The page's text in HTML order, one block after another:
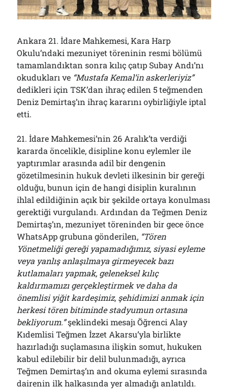
Çağırdı!..
31/07/2026
Arşivler
Arşivler
Ankara 21. İdare Mahkemesi, Kara Harp
Okulu’ndaki mezuniyet töreninin resmi bölümü
tamamlandıktan sonra kılıç çatıp Subay Andı’nı
okudukları ve “Mustafa Kemal’in askerleriyiz”
dedikleri için TSK’dan ihraç edilen 5 teğmenden
Deniz Demirtaş’ın ihraç kararını oybirliğiyle iptal
etti.
21. İdare Mahkemesi’nin 26 Aralık’ta verdiği
kararda öncelikle, disipline konu eylemler ile
yaptırımlar arasında adil bir dengenin
gözetilmesinin hukuk devleti ilkesinin bir gereği
olduğu, bunun için de hangi disiplin kuralının
ihlal edildiğinin açık bir şekilde ortaya konulması
gerektiği vurgulandı. Ardından da Teğmen Deniz
Demirtaş’ın, mezuniyet töreninden bir gece önce
WhatsApp grubuna gönderilen, “Tören
Yönetmeliği gereği yapamadığımız, siyasi eyleme
veya yanlış anlaşılmaya girmeyecek bazı
kutlamaları yapmak, geleneksel kılıç
kaldırmamızı gerçekleştirmek ve daha da
önemlisi yiğit kardeşimiz, şehidimizi anmak için
herkesi tören bitiminde stadyumun ortasına
bekliyorum.”şeklindeki mesajı Öğrenci Alay
Kıdemlisi Teğmen İzzet Akarsu’yla birlikte
hazırladığı suçlamasına ilişkin somut, hukuken
kabul edilebilir bir delil bulunmadığı, ayrıca
Teğmen Demirtaş’ın and okuma eylemi sırasında
dairenin ilk halkasında yer almadığı anlatıldı.